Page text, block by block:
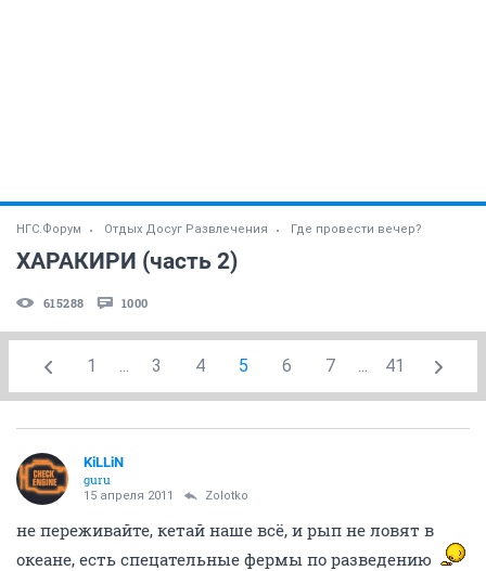
НГС.Форум Отдых Досуг Развлечения Где провести вечер?
ХАРАКИРИ (часть 2)
615288 1000
1 ... 3 4 5 6 7 ... 41
KiLLiN
guru
15 апреля 2011 Zolotko
не переживайте, кетай наше всё, и рып не ловят в
океане, есть спецательные фермы по разведению